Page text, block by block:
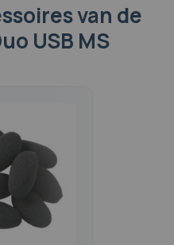
van de
USB MS